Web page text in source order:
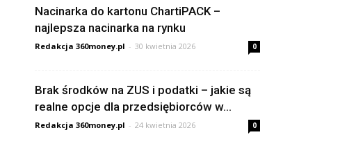
Nacinarka do kartonu ChartiPACK –
najlepsza nacinarka na rynku
Redakcja 360money.pl - 30 kwietnia 2026 0
Brak środków na ZUS i podatki – jakie są
realne opcje dla przedsiębiorców w...
Redakcja 360money.pl - 24 kwietnia 2026 0